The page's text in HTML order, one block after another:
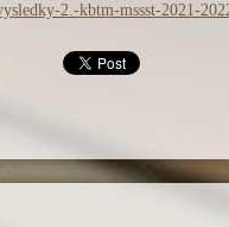
2.-kbtm-mssst-2021-